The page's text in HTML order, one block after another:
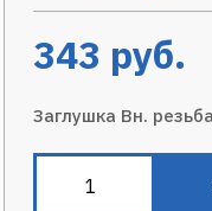
343 руб.
Заглушка Вн.